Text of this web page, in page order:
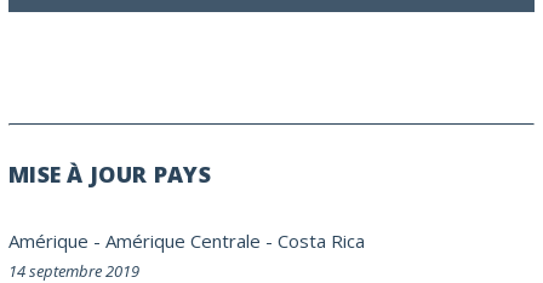
MISE À JOUR PAYS
Amérique - Amérique Centrale - Costa Rica
14 septembre 2019